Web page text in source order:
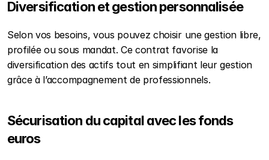
Diversification et gestion personnalisée
Selon vos besoins, vous pouvez choisir une gestion libre,
profilée ou sous mandat. Ce contrat favorise la
diversification des actifs tout en simplifiant leur gestion
grâce à l’accompagnement de professionnels.
Sécurisation du capital avec les fonds
euros